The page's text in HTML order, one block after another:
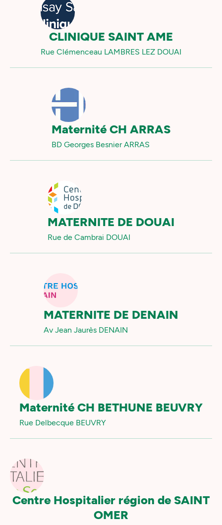
CLINIQUE SAINT AME
Rue Clémenceau LAMBRES LEZ DOUAI
Maternité CH ARRAS
BD Georges Besnier ARRAS
MATERNITE DE DOUAI
Rue de Cambrai DOUAI
MATERNITE DE DENAIN
Av Jean Jaurès DENAIN
Maternité CH BETHUNE BEUVRY
Rue Delbecque BEUVRY
Centre Hospitalier région de SAINT
OMER